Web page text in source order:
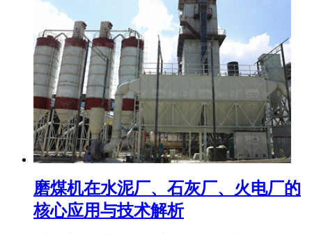
磨煤机在水泥厂、石灰厂、火电厂的
核心应用与技术解析